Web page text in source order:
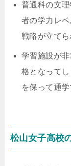
普通科の文
者の学力レ
戦略が立てら
学習施設が
格となって
を保って通学
松山女子高校